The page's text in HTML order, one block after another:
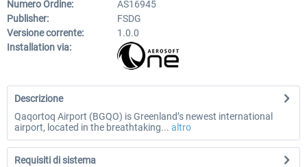
Numero Ordine:
AS16945
Publisher:
FSDG
Versione corrente:
1.0.0
Installation via:
Descrizione
Qaqortoq Airport (BGQO) is Greenland’s newest international
airport, located in the breathtaking... altro
Requisiti di sistema